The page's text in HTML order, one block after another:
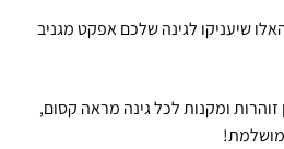
שיעניקו לגינה שלכם אפקט מגניב
ומקנות לכל גינה מראה קסום,